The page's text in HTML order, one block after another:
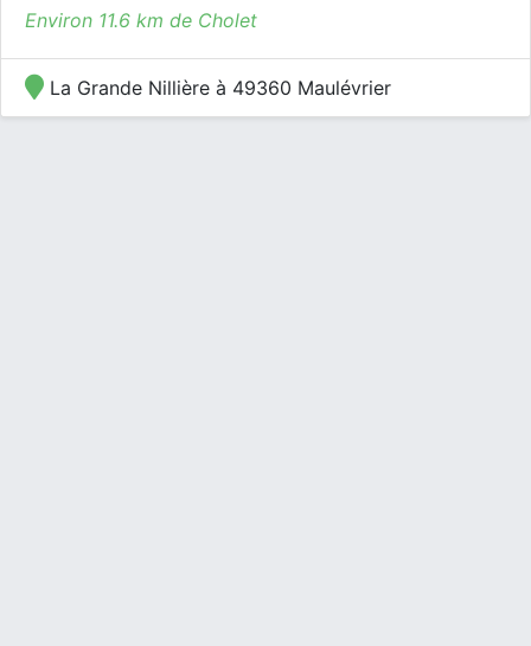
Environ 11.6 km de Cholet
La Grande Nillière à 49360 Maulévrier